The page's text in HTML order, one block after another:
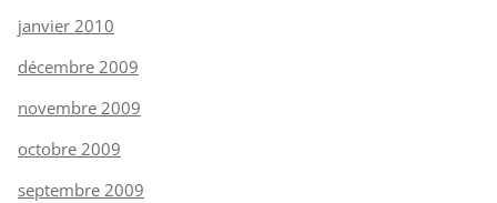
janvier 2010
décembre 2009
novembre 2009
octobre 2009
septembre 2009